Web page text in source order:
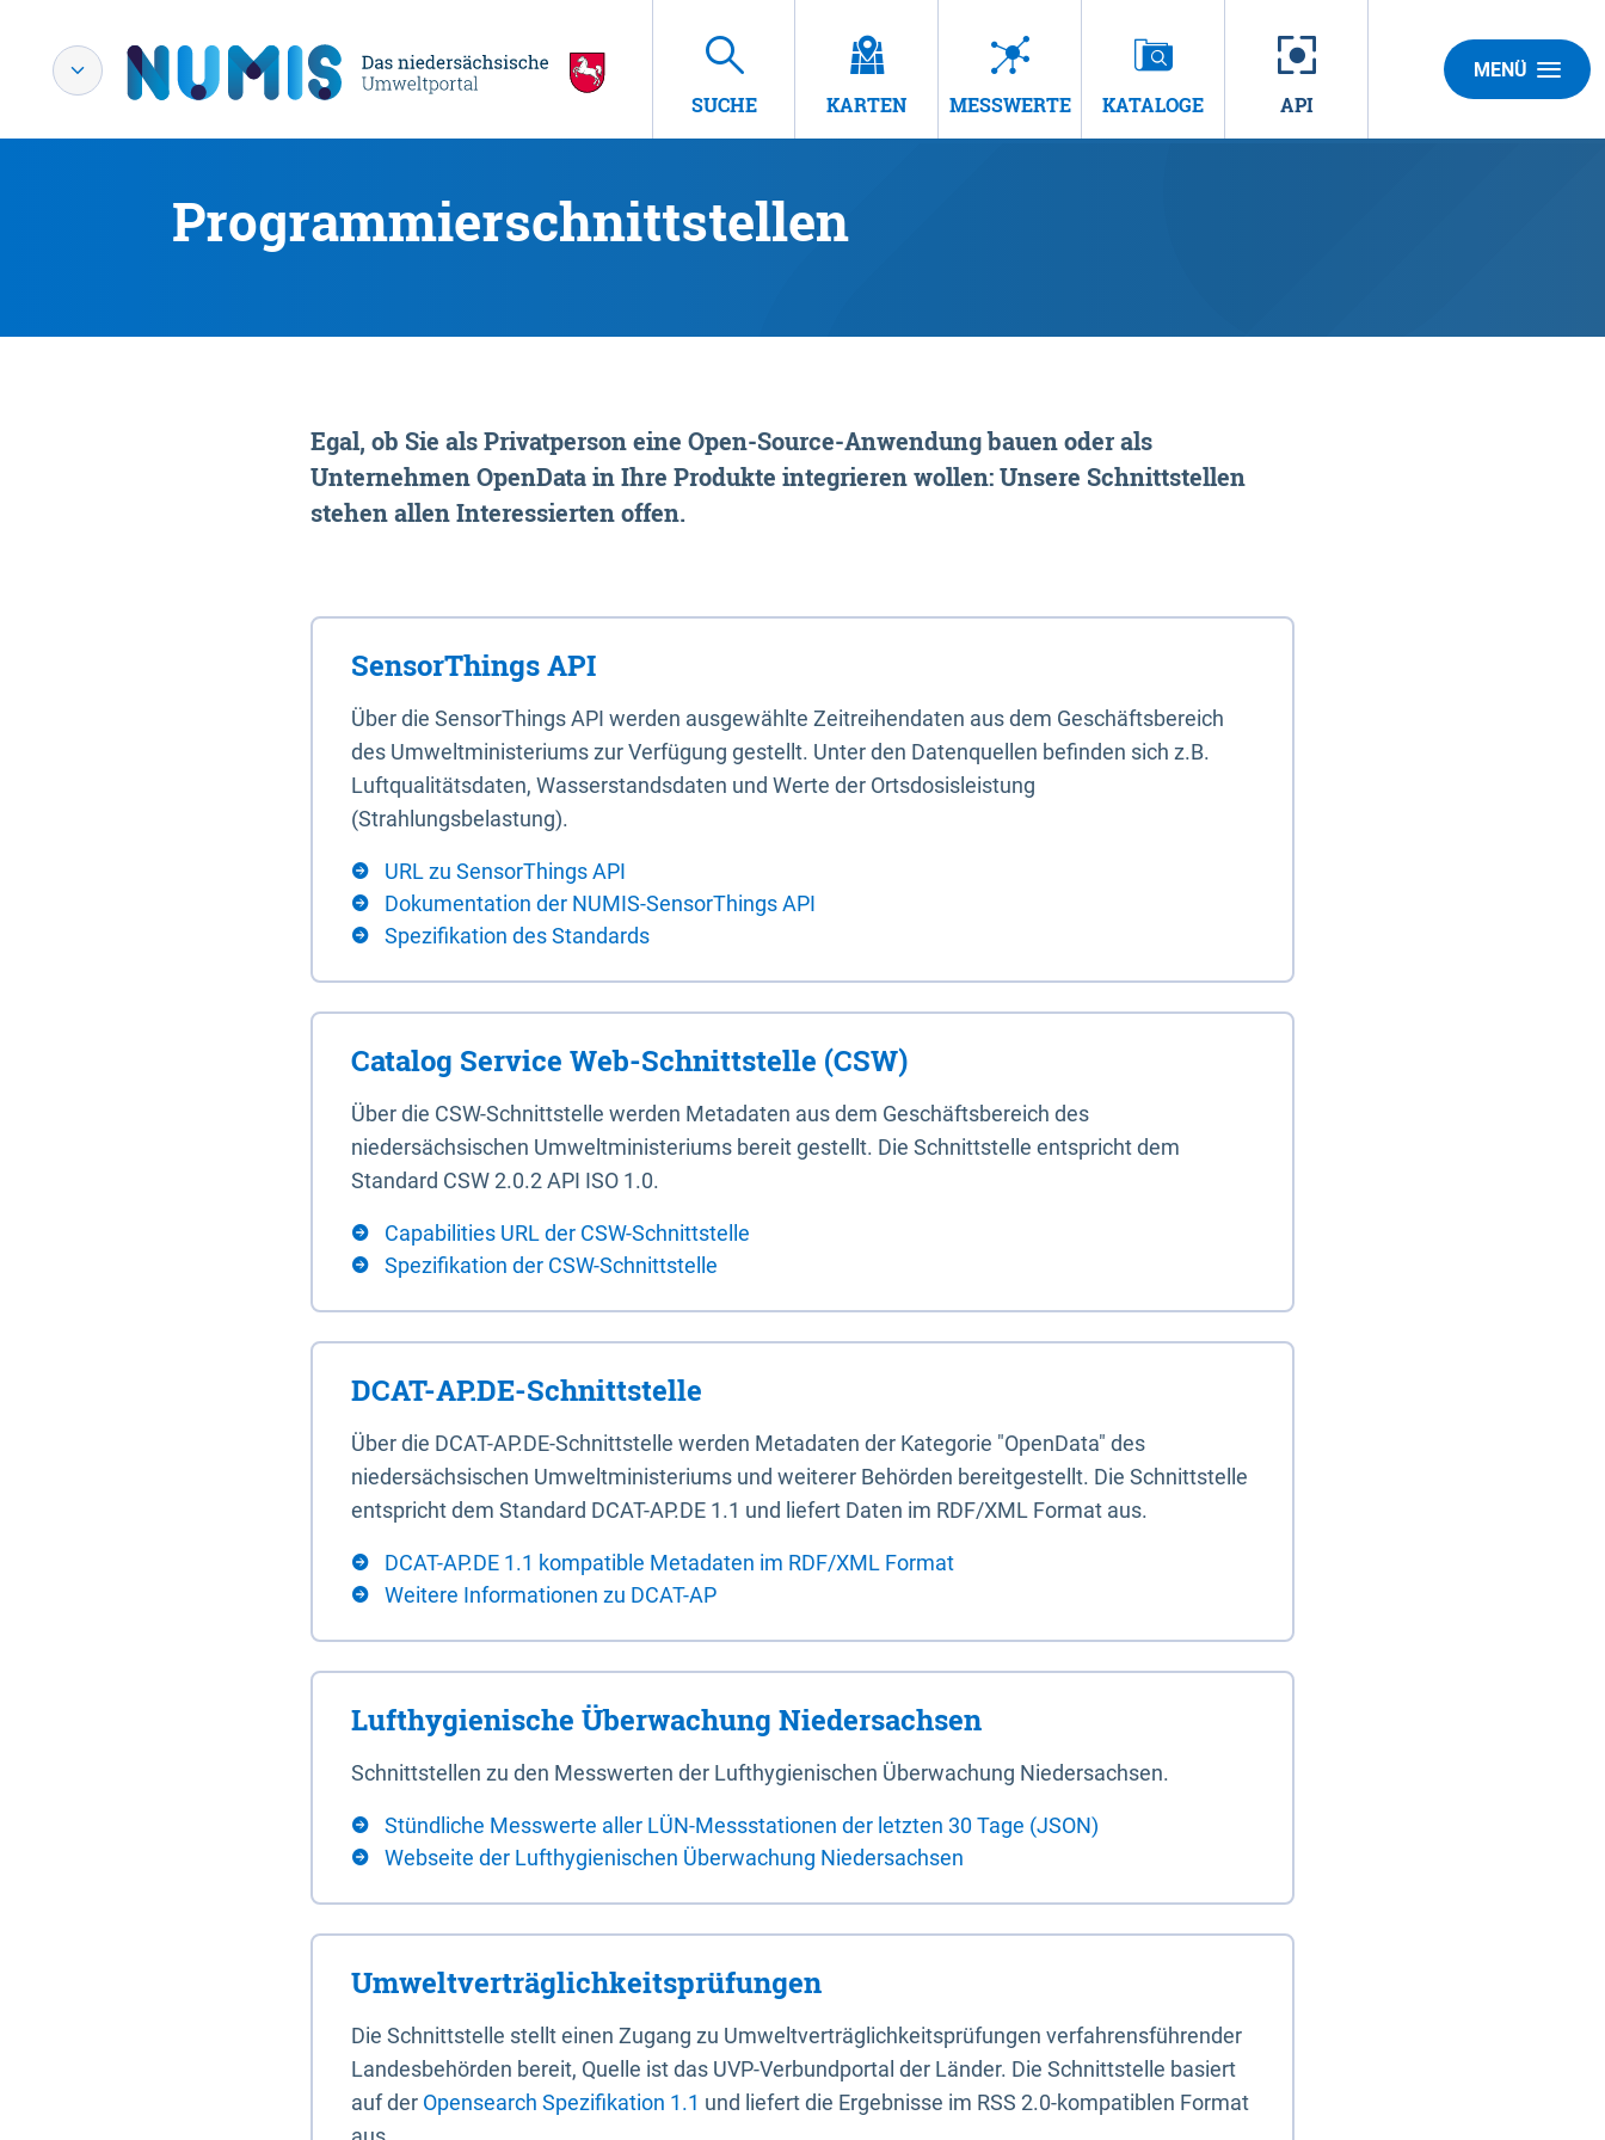
SUCHE KARTEN MESSWERTE KATALOGE API
MENÜ
Programmierschnittstellen
Egal, ob Sie als Privatperson eine Open-Source-Anwendung bauen oder als
Unternehmen OpenData in Ihre Produkte integrieren wollen: Unsere Schnittstellen
stehen allen Interessierten offen.
SensorThings API
Über die SensorThings API werden ausgewählte Zeitreihendaten aus dem Geschäftsbereich
des Umweltministeriums zur Verfügung gestellt. Unter den Datenquellen befinden sich z.B.
Luftqualitätsdaten, Wasserstandsdaten und Werte der Ortsdosisleistung
(Strahlungsbelastung).
URL zu SensorThings API
Dokumentation der NUMIS-SensorThings API
Spezifikation des Standards
Catalog Service Web-Schnittstelle (CSW)
Über die CSW-Schnittstelle werden Metadaten aus dem Geschäftsbereich des
niedersächsischen Umweltministeriums bereit gestellt. Die Schnittstelle entspricht dem
Standard CSW 2.0.2 API ISO 1.0.
Capabilities URL der CSW-Schnittstelle
Spezifikation der CSW-Schnittstelle
DCAT-AP.DE-Schnittstelle
Über die DCAT-AP.DE-Schnittstelle werden Metadaten der Kategorie "OpenData" des
niedersächsischen Umweltministeriums und weiterer Behörden bereitgestellt. Die Schnittstelle
entspricht dem Standard DCAT-AP.DE 1.1 und liefert Daten im RDF/XML Format aus.
DCAT-AP.DE 1.1 kompatible Metadaten im RDF/XML Format
Weitere Informationen zu DCAT-AP
Lufthygienische Überwachung Niedersachsen
Schnittstellen zu den Messwerten der Lufthygienischen Überwachung Niedersachsen.
Stündliche Messwerte aller LÜN-Messstationen der letzten 30 Tage (JSON)
Webseite der Lufthygienischen Überwachung Niedersachsen
Umweltverträglichkeitsprüfungen
Die Schnittstelle stellt einen Zugang zu Umweltverträglichkeitsprüfungen verfahrensführender
Landesbehörden bereit, Quelle ist das UVP-Verbundportal der Länder. Die Schnittstelle basiert
auf der Opensearch Spezifikation 1.1 und liefert die Ergebnisse im RSS 2.0-kompatiblen Format